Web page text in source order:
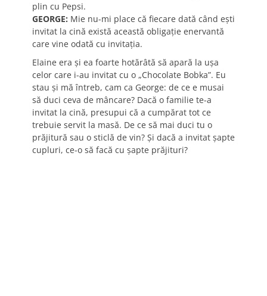
plin cu Pepsi.
GEORGE: Mie nu-mi place că fiecare dată când eşti
invitat la cină există această obligaţie enervantă
care vine odată cu invitaţia.
Elaine era şi ea foarte hotărâtă să apară la uşa
celor care i-au invitat cu o „Chocolate Bobka”. Eu
stau şi mă întreb, cam ca George: de ce e musai
să duci ceva de mâncare? Dacă o familie te-a
invitat la cină, presupui că a cumpărat tot ce
trebuie servit la masă. De ce să mai duci tu o
prăjitură sau o sticlă de vin? Şi dacă a invitat şapte
cupluri, ce-o să facă cu şapte prăjituri?